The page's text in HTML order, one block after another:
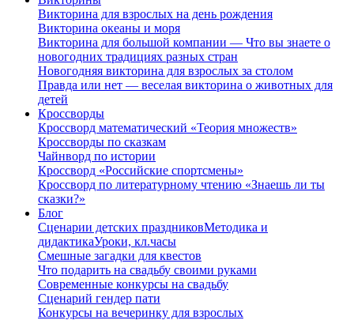
Викторина для взрослых на день рождения
Викторина океаны и моря
Викторина для большой компании — Что вы знаете о
новогодних традициях разных стран
Новогодняя викторина для взрослых за столом
Правда или нет — веселая викторина о животных для
детей
Кроссворды
Кроссворд математический «Теория множеств»
Кроссворды по сказкам
Чайнворд по истории
Кроссворд «Российские спортсмены»
Кроссворд по литературному чтению «Знаешь ли ты
сказки?»
Блог
Сценарии детских праздниковМетодика и
дидактикаУроки, кл.часы
Смешные загадки для квестов
Что подарить на свадьбу своими руками
Современные конкурсы на свадьбу
Сценарий гендер пати
Конкурсы на вечеринку для взрослых